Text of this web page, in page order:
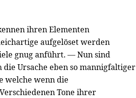
ihren Elementen
aufgelöset werden
gnug anführt. — Nun sind
Ursache eben so mannigfaltiger
welche wenn die
Tone ihrer